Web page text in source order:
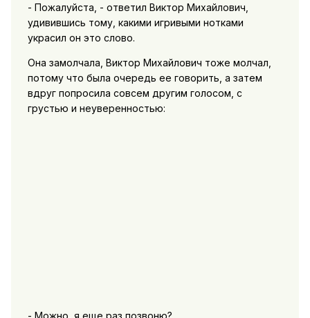
- Пожалуйста, - ответил Виктор Михайлович,
удивившись тому, какими игривыми нотками
украсил он это слово.
Она замолчала, Виктор Михайлович тоже молчал,
потому что была очередь ее говорить, а затем
вдруг попросила совсем другим голосом, с
грустью и неуверенностью:
- Можно, я еще раз позвоню?